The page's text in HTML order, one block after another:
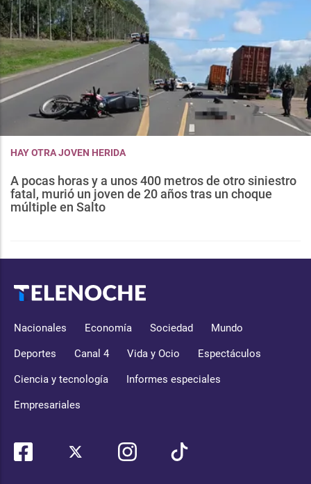
HAY OTRA JOVEN HERIDA
A pocas horas y a unos 400 metros de otro siniestro
fatal, murió un joven de 20 años tras un choque
múltiple en Salto
Nacionales Economía Sociedad Mundo
Deportes Canal 4 Vida y Ocio Espectáculos
Ciencia y tecnología Informes especiales
Empresariales